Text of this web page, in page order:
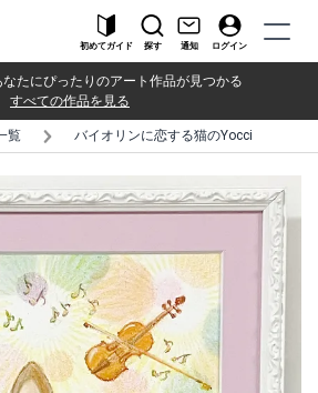
初めてガイド 探す 通知 ログイン
たにぴったりのアート作品が見つかる
すべての作品を見る
覧 バイオリンに恋する猫のYocci